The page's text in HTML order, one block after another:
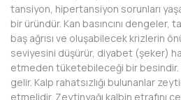
tansiyon, hipertansiyon sorunları
bir üründür. Kan basıncını dengeler,
baş ağrısı ve oluşabilecek krizlerin
seviyesini düşürür, diyabet (şeker)
etmeden tüketebileceği bir besindir.
gelir. Kalp rahatsızlığı bulunanlar
etmelidir. Zeytinyağı kalbin etrafını